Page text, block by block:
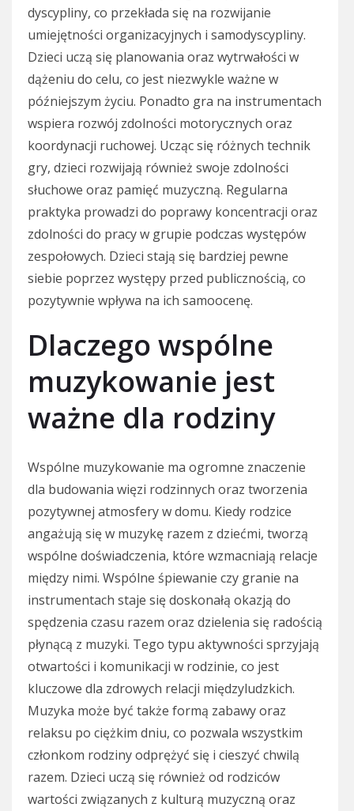
dyscypliny, co przekłada się na rozwijanie
umiejętności organizacyjnych i samodyscypliny.
Dzieci uczą się planowania oraz wytrwałości w
dążeniu do celu, co jest niezwykle ważne w
późniejszym życiu. Ponadto gra na instrumentach
wspiera rozwój zdolności motorycznych oraz
koordynacji ruchowej. Ucząc się różnych technik
gry, dzieci rozwijają również swoje zdolności
słuchowe oraz pamięć muzyczną. Regularna
praktyka prowadzi do poprawy koncentracji oraz
zdolności do pracy w grupie podczas występów
zespołowych. Dzieci stają się bardziej pewne
siebie poprzez występy przed publicznością, co
pozytywnie wpływa na ich samoocenę.
Dlaczego wspólne
muzykowanie jest
ważne dla rodziny
Wspólne muzykowanie ma ogromne znaczenie
dla budowania więzi rodzinnych oraz tworzenia
pozytywnej atmosfery w domu. Kiedy rodzice
angażują się w muzykę razem z dziećmi, tworzą
wspólne doświadczenia, które wzmacniają relacje
między nimi. Wspólne śpiewanie czy granie na
instrumentach staje się doskonałą okazją do
spędzenia czasu razem oraz dzielenia się radością
płynącą z muzyki. Tego typu aktywności sprzyjają
otwartości i komunikacji w rodzinie, co jest
kluczowe dla zdrowych relacji międzyludzkich.
Muzyka może być także formą zabawy oraz
relaksu po ciężkim dniu, co pozwala wszystkim
członkom rodziny odprężyć się i cieszyć chwilą
razem. Dzieci uczą się również od rodziców
wartości związanych z kulturą muzyczną oraz